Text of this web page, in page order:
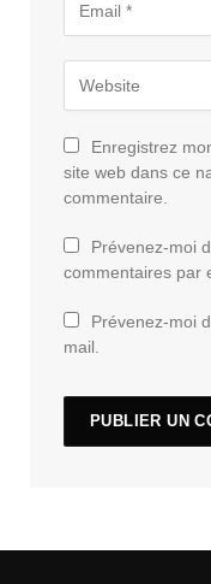
Enregistrez
site web dans ce
commentaire.
Prévenez-moi
commentaires par
Prévenez-moi
mail.